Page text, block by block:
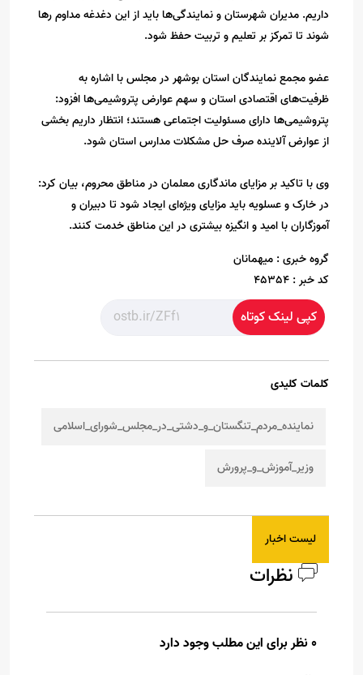
داریم. مدیران شهرستان و نمایندگی‌ها باید از این دغدغه مداوم رها
شوند تا تمرکز بر تعلیم و تربیت حفظ شود.
عضو مجمع نمایندگان استان بوشهر در مجلس با اشاره به
ظرفیت‌های اقتصادی استان و سهم عوارض پتروشیمی‌ها افزود:
پتروشیمی‌ها دارای مسئولیت اجتماعی هستند؛ انتظار داریم بخشی
از عوارض آلاینده صرف حل مشکلات مدارس استان شود.
وی با تاکید بر مزایای ماندگاری معلمان در مناطق محروم، بیان کرد:
در خارک و عسلویه باید مزایای ویژه‌ای ایجاد شود تا دبیران و
آموزگاران با امید و انگیزه بیشتری در این مناطق خدمت کنند.
گروه خبری : میهمانان
کد خبر : 45354
کپی لینک کوتاه
کلمات کلیدی
نماینده_مردم_تنگستان_و_دشتی_در_مجلس_شورای_اسلامی
وزیر_آموزش_و_پرورش
لیست اخبار
نظرات
0 نظر برای این مطلب وجود دارد